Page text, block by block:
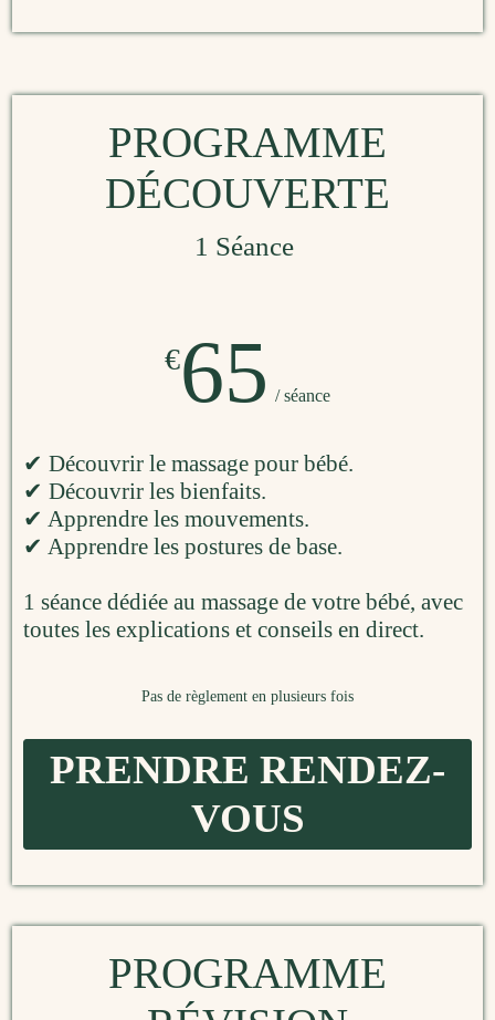
PROGRAMME
DÉCOUVERTE
1 Séance
✔ Découvrir le massage pour bébé.
✔ Découvrir les bienfaits.
✔ Apprendre les mouvements.
✔ Apprendre les postures de base.
1 séance dédiée au massage de votre bébé, avec
toutes les explications et conseils en direct.
€65 / séance
Pas de règlement en plusieurs fois
PRENDRE RENDEZ-
VOUS
PROGRAMME